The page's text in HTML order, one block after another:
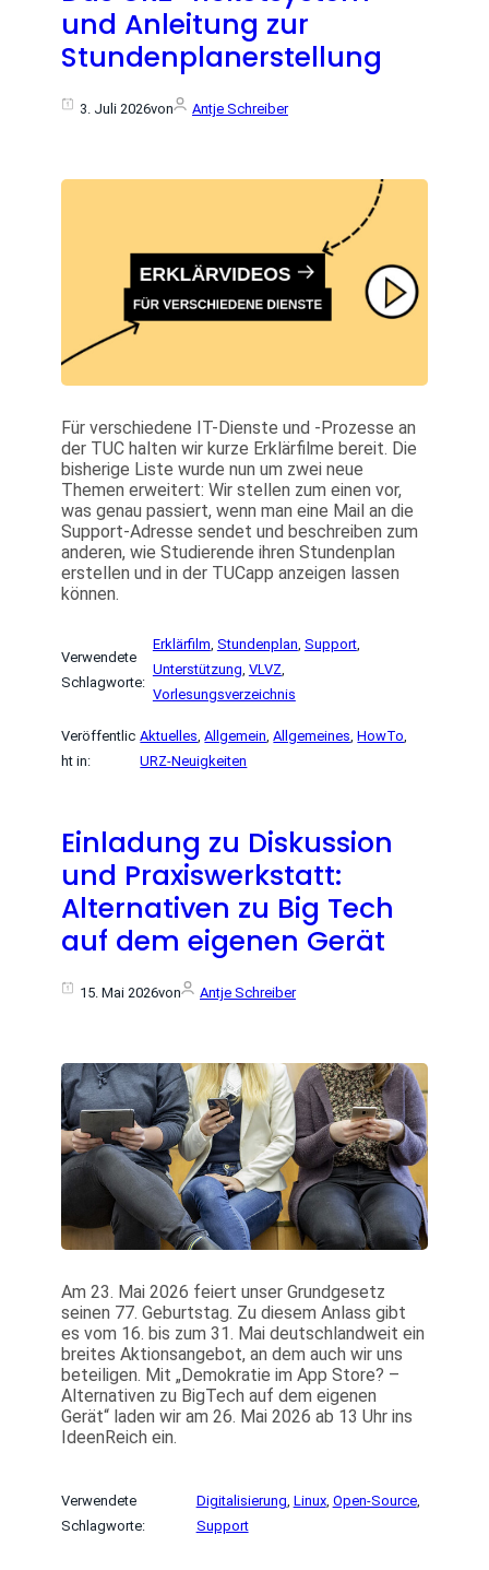
und Anleitung zur
Stundenplanerstellung
3. Juli 2026von Antje Schreiber
Für verschiedene IT-Dienste und -Prozesse an
der TUC halten wir kurze Erklärfilme bereit. Die
bisherige Liste wurde nun um zwei neue
Themen erweitert: Wir stellen zum einen vor,
was genau passiert, wenn man eine Mail an die
Support-Adresse sendet und beschreiben zum
anderen, wie Studierende ihren Stundenplan
erstellen und in der TUCapp anzeigen lassen
können.
Verwendete
Schlagworte:
Erklärfilm, Stundenplan, Support
Unterstützung, VLVZ
Vorlesungsverzeichnis
Veröffentlic
ht in:
Aktuelles , Allgemein , Allgemeines , HowTo
URZ-Neuigkeiten
Einladung zu Diskussion
und Praxiswerkstatt:
Alternativen zu Big Tech
auf dem eigenen Gerät
15. Mai 2026von Antje Schreiber
Am 23. Mai 2026 feiert unser Grundgesetz
seinen 77. Geburtstag. Zu diesem Anlass gibt
es vom 16. bis zum 31. Mai deutschlandweit ein
breites Aktionsangebot, an dem auch wir uns
beteiligen. Mit „Demokratie im App Store? –
Alternativen zu BigTech auf dem eigenen
Gerät“ laden wir am 26. Mai 2026 ab 13 Uhr ins
IdeenReich ein.
Verwendete
Schlagworte:
Digitalisierung, Linux, Open-Source
Support